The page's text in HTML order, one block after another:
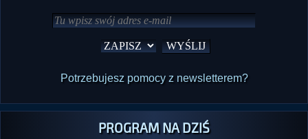
Potrzebujesz pomocy z newsletterem?
PROGRAM NA DZIŚ